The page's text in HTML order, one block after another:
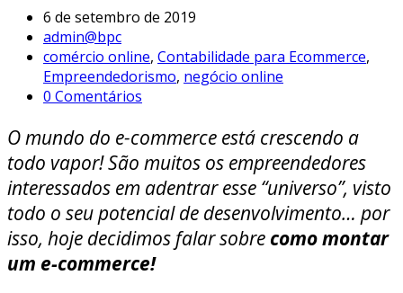
6 de setembro de 2019
admin@bpc
comércio online, Contabilidade para Ecommerce,
Empreendedorismo, negócio online
0 Comentários
O mundo do e-commerce está crescendo a
todo vapor! São muitos os empreendedores
interessados em adentrar esse “universo”, visto
todo o seu potencial de desenvolvimento… por
isso, hoje decidimos falar sobre como montar
um e-commerce!